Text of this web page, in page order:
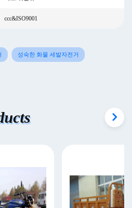
ccc&ISO9001
성숙한 화물 세발자전거